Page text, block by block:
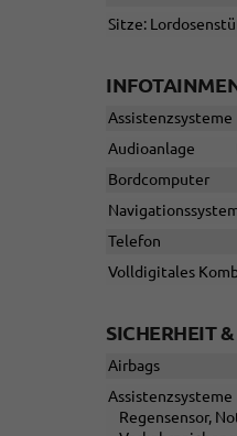
Sitze:
Assistenzsysteme
Audioanlage
Bordcomputer
Telefon
Volldigitales
SICHERHEIT
Airbags
Assistenzsysteme
Regensensor,